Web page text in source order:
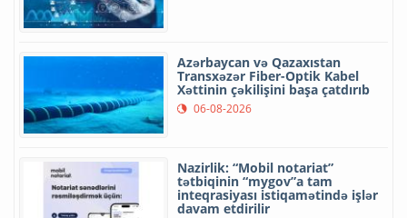
Azərbaycan və Qazaxıstan
Transxəzər Fiber-Optik Kabel
Xəttinin çəkilişini başa çatdırıb
06-08-2026
Nazirlik: “Mobil notariat”
tətbiqinin “mygov”a tam
inteqrasiyası istiqamətində işlər
davam etdirilir